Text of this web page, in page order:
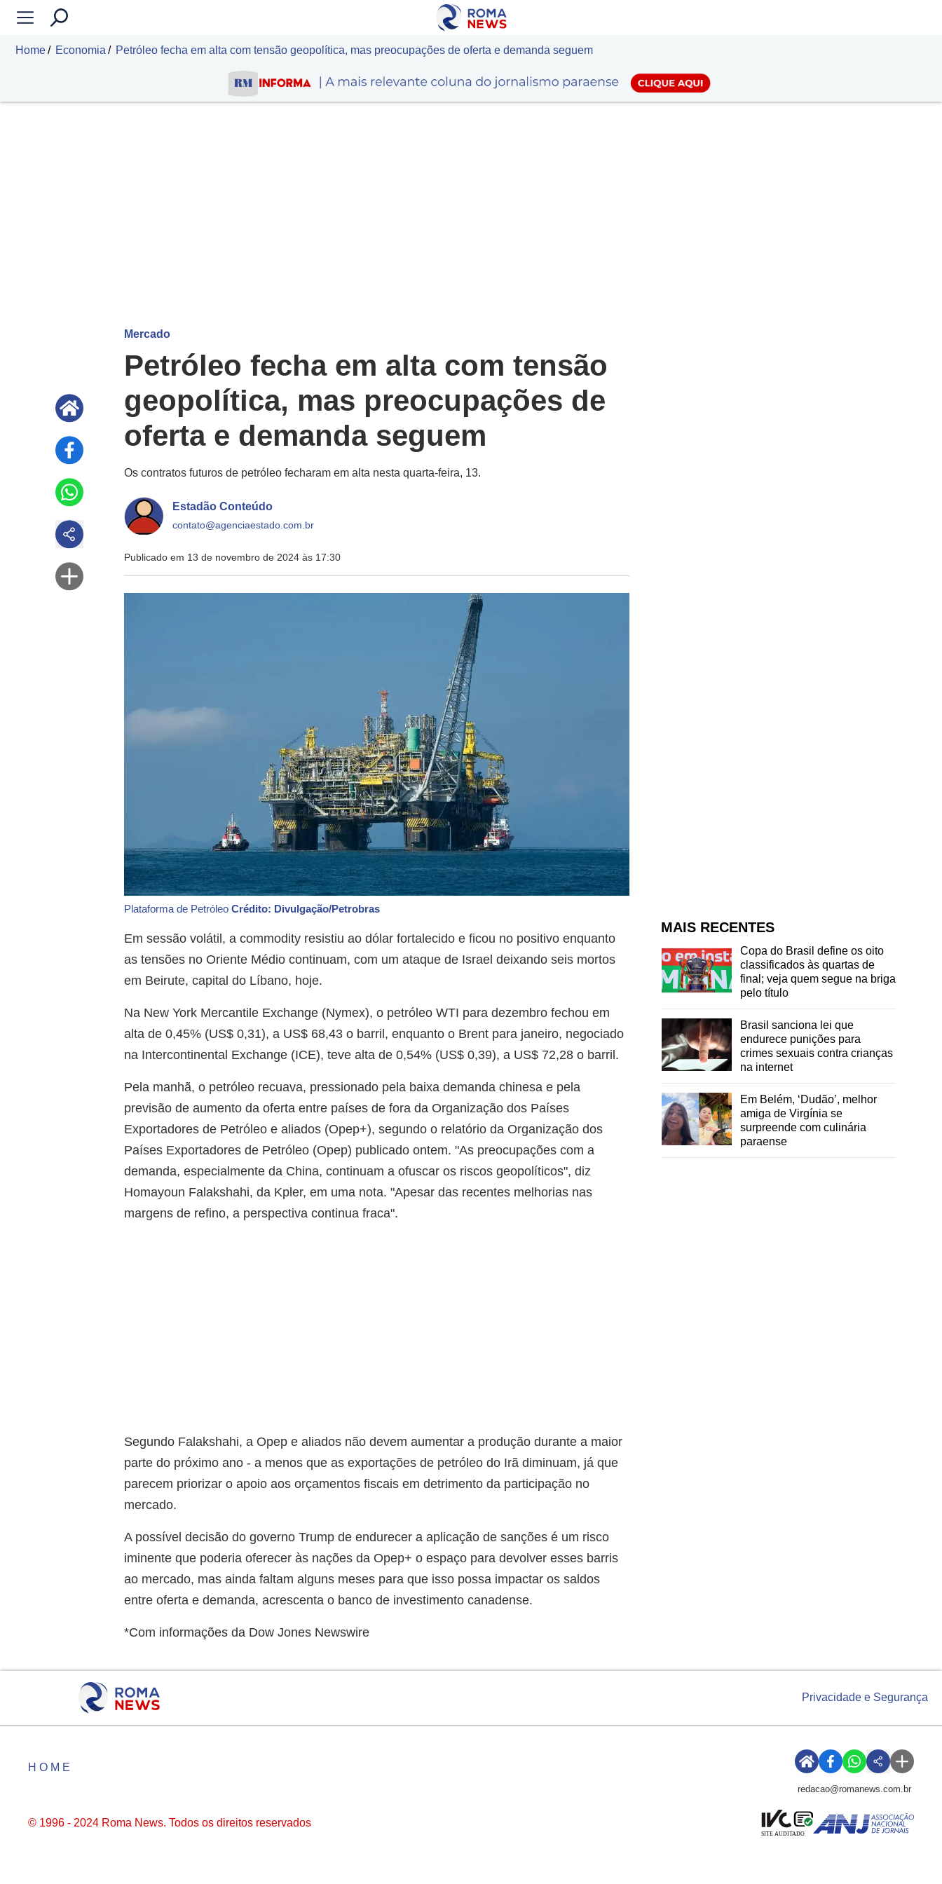
Home Economia Petróleo fecha em alta com tensão geopolítica, mas preocupações de oferta e demanda seguem
Mercado
Petróleo fecha em alta com tensão
geopolítica, mas preocupações de
oferta e demanda seguem
Os contratos futuros de petróleo fecharam em alta nesta quarta-feira, 13.
Estadão Conteúdo
contato@agenciaestado.com.br
Publicado em 13 de novembro de 2024 às 17:30
Plataforma de PetróleoCrédito: Divulgação/Petrobras
Em sessão volátil, a commodity resistiu ao dólar fortalecido e ficou no positivo enquanto
as tensões no Oriente Médio continuam, com um ataque de Israel deixando seis mortos
em Beirute, capital do Líbano, hoje.
Na New York Mercantile Exchange (Nymex), o petróleo WTI para dezembro fechou em
alta de 0,45% (US$ 0,31), a US$ 68,43 o barril, enquanto o Brent para janeiro, negociado
na Intercontinental Exchange (ICE), teve alta de 0,54% (US$ 0,39), a US$ 72,28 o barril.
Pela manhã, o petróleo recuava, pressionado pela baixa demanda chinesa e pela
previsão de aumento da oferta entre países de fora da Organização dos Países
Exportadores de Petróleo e aliados (Opep+), segundo o relatório da Organização dos
Países Exportadores de Petróleo (Opep) publicado ontem. "As preocupações com a
demanda, especialmente da China, continuam a ofuscar os riscos geopolíticos", diz
Homayoun Falakshahi, da Kpler, em uma nota. "Apesar das recentes melhorias nas
margens de refino, a perspectiva continua fraca".
Segundo Falakshahi, a Opep e aliados não devem aumentar a produção durante a maior
parte do próximo ano - a menos que as exportações de petróleo do Irã diminuam, já que
parecem priorizar o apoio aos orçamentos fiscais em detrimento da participação no
mercado.
A possível decisão do governo Trump de endurecer a aplicação de sanções é um risco
iminente que poderia oferecer às nações da Opep+ o espaço para devolver esses barris
ao mercado, mas ainda faltam alguns meses para que isso possa impactar os saldos
entre oferta e demanda, acrescenta o banco de investimento canadense.
*Com informações da Dow Jones Newswire
MAIS RECENTES
Copa do Brasil define os oito
classificados às quartas de
final; veja quem segue na briga
pelo título
Brasil sanciona lei que
endurece punições para
crimes sexuais contra crianças
na internet
Em Belém, ‘Dudão’, melhor
amiga de Virgínia se
surpreende com culinária
paraense
Privacidade e Segurança
HOME
redacao@romanews.com.br
© 1996 - 2024 Roma News. Todos os direitos reservados
SITE AUDITADO